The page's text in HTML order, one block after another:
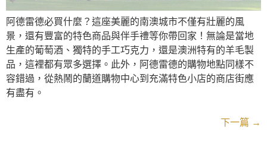
阿德雷德必買什麼？這座美麗的南澳城市不僅有壯麗的風
景，還有豐富的特色商品與伴手禮等你帶回家！無論是當地
生產的葡萄酒、獨特的手工巧克力，還是澳洲特有的羊毛製
品，這裡都有眾多選擇。此外，阿德雷德的購物地點同樣不
容錯過，從熱鬧的蘭道購物中心到充滿特色小店的商店街應
有盡有。
下一篇 →